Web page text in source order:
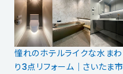
憧れのホテルライクな水まわ
り3点リフォーム｜さいたま市